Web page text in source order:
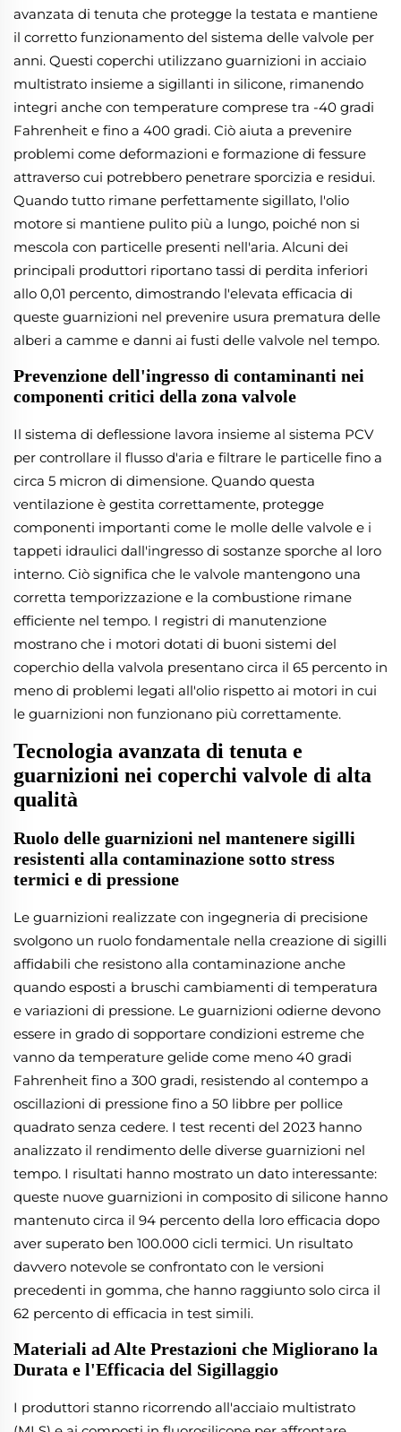
avanzata di tenuta che protegge la testata e mantiene
il corretto funzionamento del sistema delle valvole per
anni. Questi coperchi utilizzano guarnizioni in acciaio
multistrato insieme a sigillanti in silicone, rimanendo
integri anche con temperature comprese tra -40 gradi
Fahrenheit e fino a 400 gradi. Ciò aiuta a prevenire
problemi come deformazioni e formazione di fessure
attraverso cui potrebbero penetrare sporcizia e residui.
Quando tutto rimane perfettamente sigillato, l'olio
motore si mantiene pulito più a lungo, poiché non si
mescola con particelle presenti nell'aria. Alcuni dei
principali produttori riportano tassi di perdita inferiori
allo 0,01 percento, dimostrando l'elevata efficacia di
queste guarnizioni nel prevenire usura prematura delle
alberi a camme e danni ai fusti delle valvole nel tempo.
Prevenzione dell'ingresso di contaminanti nei
componenti critici della zona valvole
Il sistema di deflessione lavora insieme al sistema PCV
per controllare il flusso d'aria e filtrare le particelle fino a
circa 5 micron di dimensione. Quando questa
ventilazione è gestita correttamente, protegge
componenti importanti come le molle delle valvole e i
tappeti idraulici dall'ingresso di sostanze sporche al loro
interno. Ciò significa che le valvole mantengono una
corretta temporizzazione e la combustione rimane
efficiente nel tempo. I registri di manutenzione
mostrano che i motori dotati di buoni sistemi del
coperchio della valvola presentano circa il 65 percento in
meno di problemi legati all'olio rispetto ai motori in cui
le guarnizioni non funzionano più correttamente.
Tecnologia avanzata di tenuta e
guarnizioni nei coperchi valvole di alta
qualità
Ruolo delle guarnizioni nel mantenere sigilli
resistenti alla contaminazione sotto stress
termici e di pressione
Le guarnizioni realizzate con ingegneria di precisione
svolgono un ruolo fondamentale nella creazione di sigilli
affidabili che resistono alla contaminazione anche
quando esposti a bruschi cambiamenti di temperatura
e variazioni di pressione. Le guarnizioni odierne devono
essere in grado di sopportare condizioni estreme che
vanno da temperature gelide come meno 40 gradi
Fahrenheit fino a 300 gradi, resistendo al contempo a
oscillazioni di pressione fino a 50 libbre per pollice
quadrato senza cedere. I test recenti del 2023 hanno
analizzato il rendimento delle diverse guarnizioni nel
tempo. I risultati hanno mostrato un dato interessante:
queste nuove guarnizioni in composito di silicone hanno
mantenuto circa il 94 percento della loro efficacia dopo
aver superato ben 100.000 cicli termici. Un risultato
davvero notevole se confrontato con le versioni
precedenti in gomma, che hanno raggiunto solo circa il
62 percento di efficacia in test simili.
Materiali ad Alte Prestazioni che Migliorano la
Durata e l'Efficacia del Sigillaggio
I produttori stanno ricorrendo all'acciaio multistrato